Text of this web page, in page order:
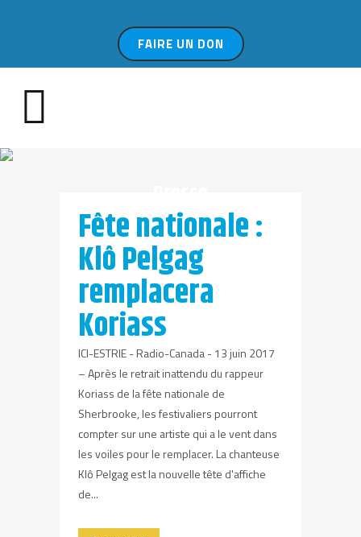
FAIRE UN DON
Fête nationale :
Klô Pelgag
remplacera
Koriass
ICI-ESTRIE - Radio-Canada - 13 juin 2017
– Après le retrait inattendu du rappeur
Koriass de la fête nationale de
Sherbrooke, les festivaliers pourront
compter sur une artiste qui a le vent dans
les voiles pour le remplacer. La chanteuse
Klô Pelgag est la nouvelle tête d'affiche
de...